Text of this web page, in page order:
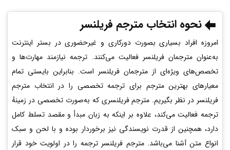
نحوه انتخاب مترجم فریلنسر
امروزه افراد بسیاری بصورت دورکاری و غیرحضوری در بستر اینترنت
به‌عنوان مترجمان فریلنسر فعالیت می‌کنند. ترجمه نیازمند مهارت‌ها و
تخصص‌های ویژه‌ای از مترجمان فریلنسر است. بنابراین بایستی تمام
معیارهای بهترین مترجم برای ترجمه تخصصی را در انتخاب مترجم
فریلنسر در‌ نظر بگیریم. مترجم فریلنسری که به‌صورت تخصصی در زمینهٔ
ترجمه فعالیت می‌کند، علاوه بر اینکه به زبان مبدأ و مقصد تسلط کامل
دارد، همچنین از قدرت نویسندگی نیز برخوردار بوده و با لحن و سبک
انواع متن آشنا می‌باشد. مترجم فریلنسر ترجمه را در اولویت خود قرار